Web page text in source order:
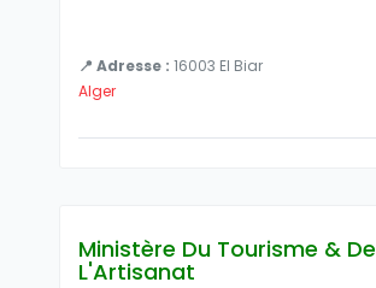
📍 Adresse : 16003 El Biar
Alger
Ministère Du Tourisme & De
L'Artisanat